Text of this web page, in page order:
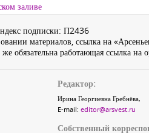
заливе
подписки: П2436
материалов, ссылка на
обязательна работающая ссылка на
Редактор:
Ирина Георгиевна Гребнёва,
E-mail: editor@arsvest.ru
Собственный